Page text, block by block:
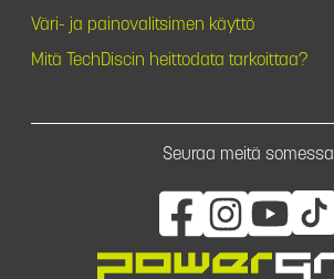
Väri- ja painovalitsimen käyttö
Mitä TechDiscin heittodata tarkoittaa?
Seuraa meitä somessa